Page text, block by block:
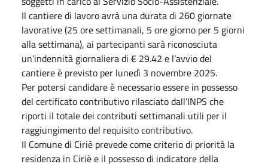
Il cantiere di lavoro avrà una durata di 260 giornate
lavorative (25 ore settimanali, 5 ore giorno per 5 giorni
alla settimana), ai partecipanti sarà riconosciuta
un’indennità giornaliera di € 29.42 e l’avvio del
cantiere è previsto per lunedì 3 novembre 2025.
Per potersi candidare è necessario essere in possesso
del certificato contributivo rilasciato dall’INPS che
riporti il totale dei contributi settimanali utili per il
raggiungimento del requisito contributivo.
Il Comune di Ciriè prevede come criterio di priorità la
residenza in Ciriè e il possesso di indicatore della